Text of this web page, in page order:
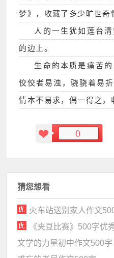
梦》，收藏了多少旷世奇
人的一生犹如莲台
的边上。
生命的本质是痛苦
佼佼者易浊，骁骁着易
情本不易求，偶一得之，
0
猜您想看
火车站送别家人作文
《夹豆比赛》500字优
文学的力量初中作文500字